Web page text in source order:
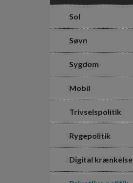
Sol
Søvn
Sygdom
Mobil
Trivselspolitik
Rygepolitik
Digital krænkelse